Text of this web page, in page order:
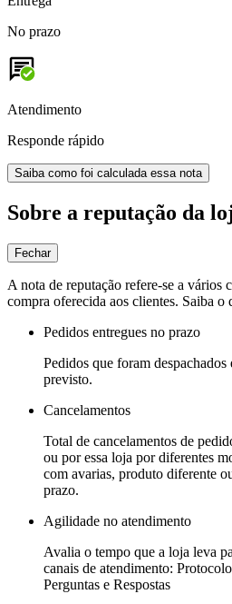
No prazo
Atendimento
Responde rápido
Saiba como foi calculada essa nota
Sobre a reputação da
Fechar
A nota de reputação refere-se a vários
compra oferecida aos clientes. Saiba o
Pedidos entregues no prazo
Pedidos que foram despachados
previsto.
Cancelamentos
Total de cancelamentos de
ou por essa loja por diferentes
com avarias, produto diferente
prazo.
Agilidade no atendimento
Avalia o tempo que a loja leva
canais de atendimento:
Perguntas e Respostas